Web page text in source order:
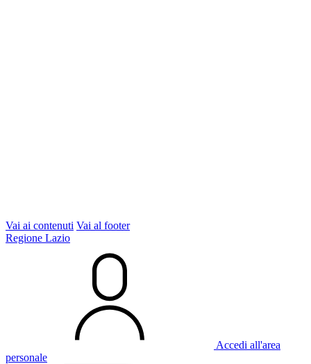
Vai ai contenuti Vai al footer
Regione Lazio
Accedi all'area
personale